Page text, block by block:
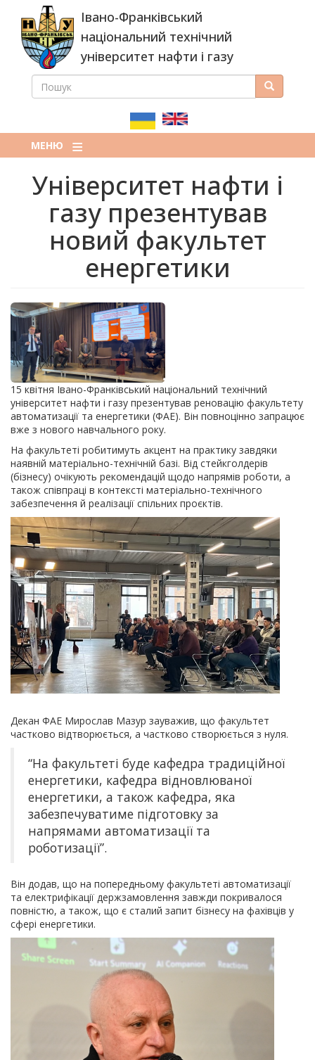
основного
вмісту
Івано-Франківський
національний технічний
університет нафти і газу
ПОШУКОВА
ПОШУК Пошук
МЕНЮ
Університет нафти і
газу презентував
новий факультет
енергетики
15 квітня Івано-Франківський національний технічний
університет нафти і газу презентував реновацію факультету
автоматизації та енергетики (ФАЕ). Він повноцінно запрацює
вже з нового навчального року.
На факультеті робитимуть акцент на практику завдяки
наявній матеріально-технічній базі. Від стейкголдерів
(бізнесу) очікують рекомендацій щодо напрямів роботи, а
також співпраці в контексті матеріально-технічного
забезпечення й реалізації спільних проєктів.
Декан ФАЕ Мирослав Мазур зауважив, що факультет
частково відтворюється, а частково створюється з нуля.
“На факультеті буде кафедра традиційної
енергетики, кафедра відновлюваної
енергетики, а також кафедра, яка
забезпечуватиме підготовку за
напрямами автоматизації та
роботизації”.
Він додав, що на попередньому факультеті автоматизації
та електрифікації держзамовлення завжди покривалося
повністю, а також, що є сталий запит бізнесу на фахівців у
сфері енергетики.